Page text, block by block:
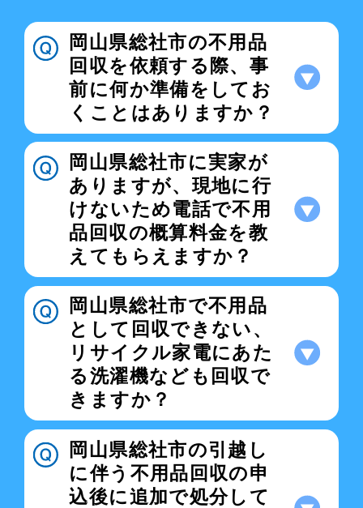
岡山県総社市の不用品
回収を依頼する際、事
前に何か準備をしてお
くことはありますか？
岡山県総社市に実家が
ありますが、現地に行
けないため電話で不用
品回収の概算料金を教
えてもらえますか？
岡山県総社市で不用品
として回収できない、
リサイクル家電にあた
る洗濯機なども回収で
きますか？
岡山県総社市の引越し
に伴う不用品回収の申
込後に追加で処分して